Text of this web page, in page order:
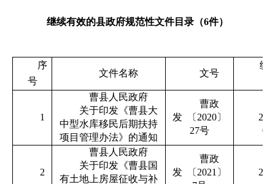
继续有效的县政府规范性文件目录（6件）
序
号
文件名称 文号
统
1
曹县人民政府
关于印发《曹县大
中型水库移民后期扶持
项目管理办法》的通知
曹政
发
〔 2020〕
27号
2
曹县人民政府
关于印发《曹县国
有土地上房屋征收与补
曹政
发
〔 2021〕